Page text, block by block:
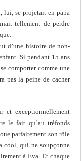
lui, se projetait en papa
tellement de perdre
d’une histoire de non-
Si pendant 15 ans
comporter comme une
pas la peine de cacher
et exceptionnellement
le fait qu’au tréfonds
parfaitement son rôle
cool, qui ne soupçonne
à Eva. Et chaque